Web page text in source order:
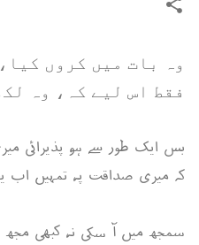
​وہ بات میں کروں
فقط اس لیے کہ، وہ
بس ایک طور سے ہو، پذیرائی
کہ میری صداقت پہ، تمہیں اب
سمجھ میں آ سکی نہ، کبھی مجھ